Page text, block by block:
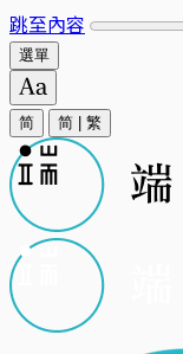
跳至內容
選單
简 简 繁